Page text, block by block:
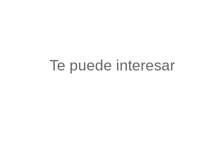
Te puede interesar